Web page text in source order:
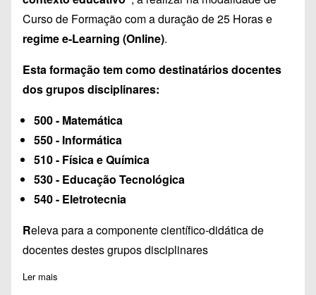
Curso de Formação com a duração de 25 Horas e
regime e-Learning (Online).
Esta formação tem como destinatários docentes
dos grupos disciplinares:
500 - Matemática
550 - Informática
510 - Física e Química
530 - Educação Tecnológica
540 - Eletrotecnia
Releva para a componente científico-didática de
docentes destes grupos disciplinares
Ler mais